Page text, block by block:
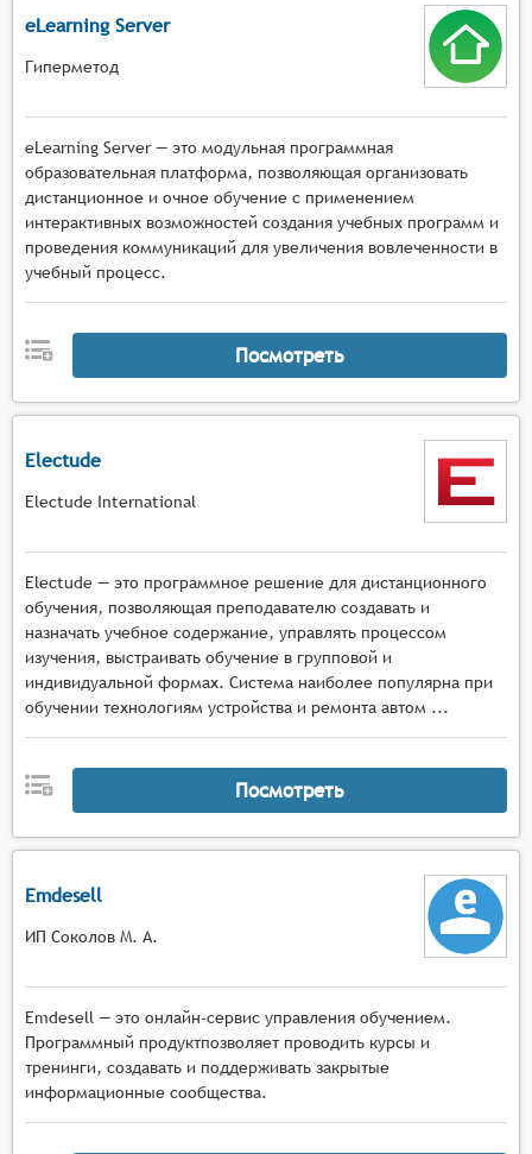
eLearning Server
Гиперметод
eLearning Server — это модульная программная
образовательная платформа, позволяющая организовать
дистанционное и очное обучение с применением
интерактивных возможностей создания учебных программ и
проведения коммуникаций для увеличения вовлеченности в
учебный процесс.
Посмотреть
Electude
Electude International
Electude — это программное решение для дистанционного
обучения, позволяющая преподавателю создавать и
назначать учебное содержание, управлять процессом
изучения, выстраивать обучение в групповой и
индивидуальной формах. Система наиболее популярна при
обучении технологиям устройства и ремонта автом ...
Посмотреть
Emdesell
ИП Соколов М. А.
Emdesell — это онлайн-сервис управления обучением.
Программный продуктпозволяет проводить курсы и
тренинги, создавать и поддерживать закрытые
информационные сообщества.